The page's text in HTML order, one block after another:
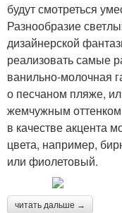
будут смотреться
Разнообразие
дизайнерской
реализовать самые
ванильно-молочная
о песчаном пляже,
жемчужным
в качестве акцента
цвета, например,
или фиолетовый.
читать дальше →